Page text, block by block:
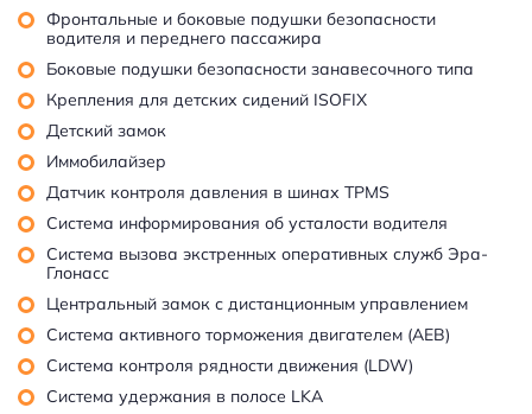
Фронтальные и боковые подушки безопасности
водителя и переднего пассажира
Боковые подушки безопасности занавесочного типа
Крепления для детских сидений ISOFIX
Детский замок
Иммобилайзер
Датчик контроля давления в шинах TPMS
Система информирования об усталости водителя
Система вызова экстренных оперативных служб Эра-
Глонасс
Центральный замок с дистанционным управлением
Система активного торможения двигателем (AEB)
Система контроля рядности движения (LDW)
Система удержания в полосе LKA